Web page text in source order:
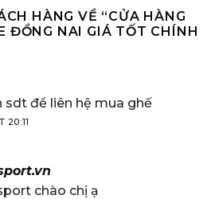
HÀNG VỀ “CỬA HÀNG
ĐỒNG NAI GIÁ TỐT CHÍNH
sdt để liên hệ mua ghế
20:11
chào chị ạ